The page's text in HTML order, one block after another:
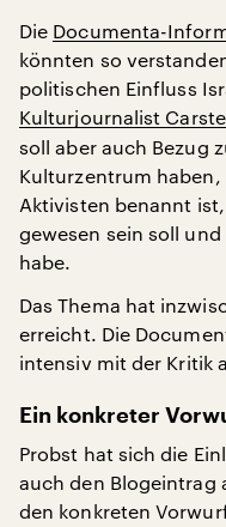
Die Documenta-
könnten so
politischen Einfluss
Kulturjournalist
soll aber auch Bezug
Kulturzentrum haben,
Aktivisten benannt
gewesen sein soll
habe.
Das Thema hat
erreicht. Die
intensiv mit der Kritik
Ein konkreter
Probst hat sich die
auch den Blogeintrag
den konkreten